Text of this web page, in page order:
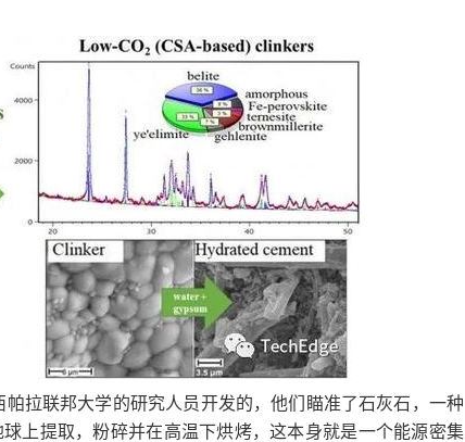
拉联邦大学的研究人员开发的，他们瞄准了石灰石，一种
上提取，粉碎并在高温下烘烤，这本身就是一个能源密集